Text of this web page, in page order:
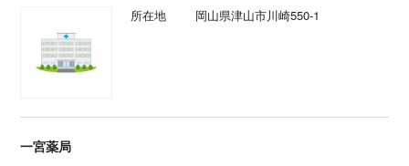
所在地 岡山県津山市川崎550-1
一宮薬局